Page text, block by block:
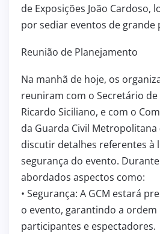
de Exposições João Cardoso,
por sediar eventos de
Reunião de Planejamento
Na manhã de hoje, os
reuniram com o Secretário
Ricardo Siciliano, e com o
da Guarda Civil Metropolitana
discutir detalhes referentes à
segurança do evento.
abordados aspectos como:
• Segurança: A GCM estará
o evento, garantindo a ordem
participantes e espectadores.